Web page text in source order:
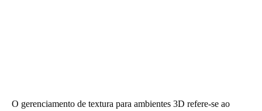
O gerenciamento de textura para ambientes 3D refere-se ao